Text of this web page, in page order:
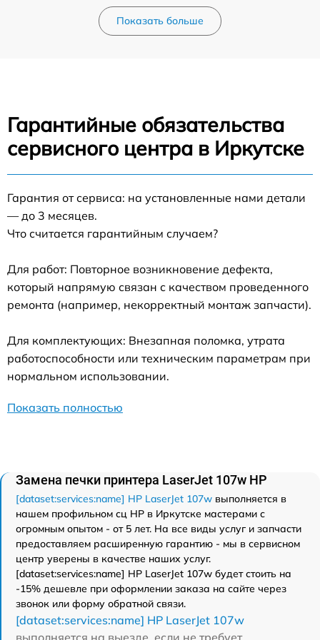
Показать больше
Гарантийные обязательства
сервисного центра в Иркутске
Гарантия от сервиса: на установленные нами детали
— до 3 месяцев.
Что считается гарантийным случаем?
Для работ: Повторное возникновение дефекта,
который напрямую связан с качеством проведенного
ремонта (например, некорректный монтаж запчасти).
Для комплектующих: Внезапная поломка, утрата
работоспособности или техническим параметрам при
нормальном использовании.
Показать полностью
Замена печки принтера LaserJet 107w HP
[dataset:services:name] HP LaserJet 107w выполняется в
нашем профильном сц HP в Иркутске мастерами с
огромным опытом - от 5 лет. На все виды услуг и запчасти
предоставляем расширенную гарантию - мы в сервисном
центр уверены в качестве наших услуг.
[dataset:services:name] HP LaserJet 107w будет стоить на
-15% дешевле при оформлении заказа на сайте через
звонок или форму обратной связи.
[dataset:services:name] HP LaserJet 107w
выполняется на выезде, если не требует